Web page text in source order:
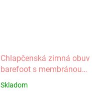
Chlapčenská zimná obuv
barefoot s membránou
Skladom